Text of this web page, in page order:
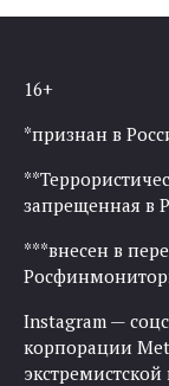
16+
*признан в
запрещенная в
***внесен в
Instagram —
корпорации